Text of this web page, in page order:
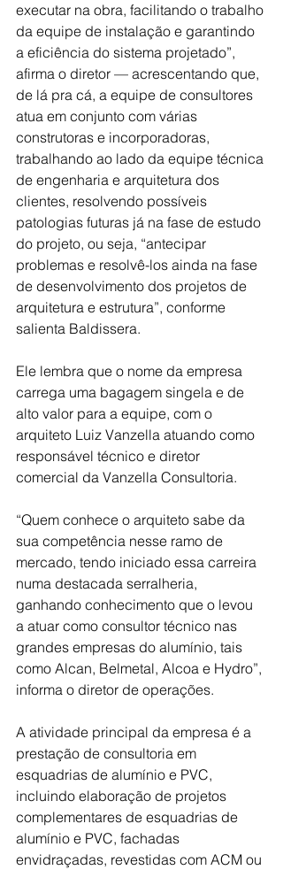
executar na obra, facilitando o trabalho
da equipe de instalação e garantindo
a eficiência do sistema projetado”,
afirma o diretor — acrescentando que,
de lá pra cá, a equipe de consultores
atua em conjunto com várias
construtoras e incorporadoras,
trabalhando ao lado da equipe técnica
de engenharia e arquitetura dos
clientes, resolvendo possíveis
patologias futuras já na fase de estudo
do projeto, ou seja, “antecipar
problemas e resolvê-los ainda na fase
de desenvolvimento dos projetos de
arquitetura e estrutura”, conforme
salienta Baldissera.
Ele lembra que o nome da empresa
carrega uma bagagem singela e de
alto valor para a equipe, com o
arquiteto Luiz Vanzella atuando como
responsável técnico e diretor
comercial da Vanzella Consultoria.
“Quem conhece o arquiteto sabe da
sua competência nesse ramo de
mercado, tendo iniciado essa carreira
numa destacada serralheria,
ganhando conhecimento que o levou
a atuar como consultor técnico nas
grandes empresas do alumínio, tais
como Alcan, Belmetal, Alcoa e Hydro”,
informa o diretor de operações.
A atividade principal da empresa é a
prestação de consultoria em
esquadrias de alumínio e PVC,
incluindo elaboração de projetos
complementares de esquadrias de
alumínio e PVC, fachadas
envidraçadas, revestidas com ACM ou